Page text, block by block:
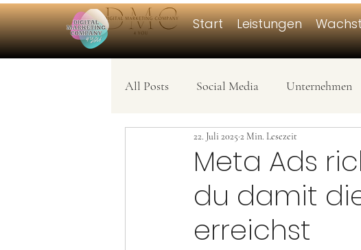
Start Leistungen
All Posts Social Media Unternehmen
Meta Ads
du damit
erreichst
22. Juli 2025 2 Min. Lesezeit